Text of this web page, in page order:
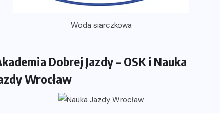
Woda siarczkowa
Dobrej Jazdy – OSK i Nauka
Wrocław